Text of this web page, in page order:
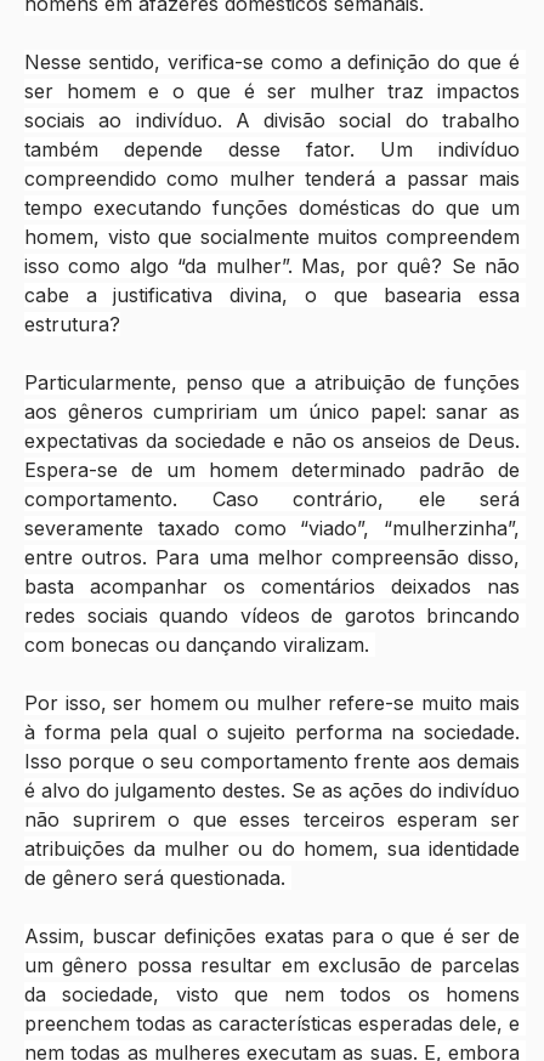
Nesse sentido, verifica-se como a definição do que é
ser homem e o que é ser mulher traz impactos
sociais ao indivíduo. A divisão social do trabalho
também depende desse fator. Um indivíduo
compreendido como mulher tenderá a passar mais
tempo executando funções domésticas do que um
homem, visto que socialmente muitos compreendem
isso como algo “da mulher”. Mas, por quê? Se não
cabe a justificativa divina, o que basearia essa
estrutura?
Particularmente, penso que a atribuição de funções
aos gêneros cumpririam um único papel: sanar as
expectativas da sociedade e não os anseios de Deus.
Espera-se de um homem determinado padrão de
comportamento. Caso contrário, ele será
severamente taxado como “viado”, “mulherzinha”,
entre outros. Para uma melhor compreensão disso,
basta acompanhar os comentários deixados nas
redes sociais quando vídeos de garotos brincando
com bonecas ou dançando viralizam.
Por isso, ser homem ou mulher refere-se muito mais
à forma pela qual o sujeito performa na sociedade.
Isso porque o seu comportamento frente aos demais
é alvo do julgamento destes. Se as ações do indivíduo
não suprirem o que esses terceiros esperam ser
atribuições da mulher ou do homem, sua identidade
de gênero será questionada.
Assim, buscar definições exatas para o que é ser de
um gênero possa resultar em exclusão de parcelas
da sociedade, visto que nem todos os homens
preenchem todas as características esperadas dele, e
nem todas as mulheres executam as suas. E, embora